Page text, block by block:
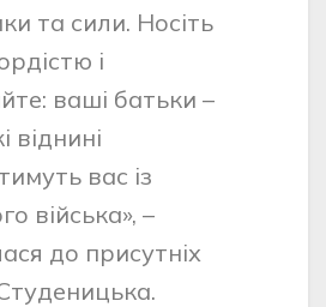
та сили. Носіть
і
ваші батьки –
віднині
вас із
війська», –
до присутніх